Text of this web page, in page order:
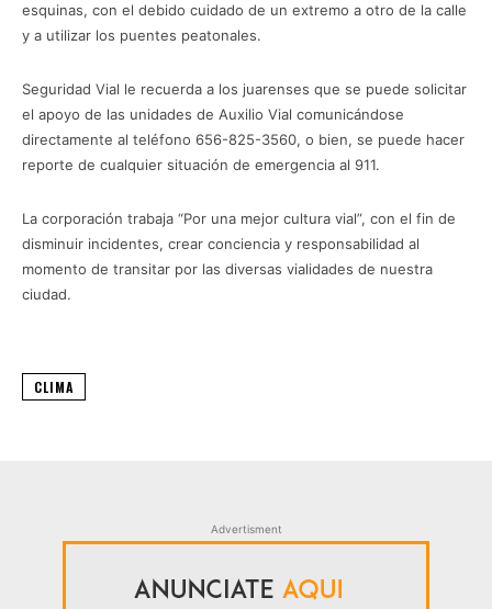
esquinas, con el debido cuidado de un extremo a otro de la calle
y a utilizar los puentes peatonales.
Seguridad Vial le recuerda a los juarenses que se puede solicitar
el apoyo de las unidades de Auxilio Vial comunicándose
directamente al teléfono 656-825-3560, o bien, se puede hacer
reporte de cualquier situación de emergencia al 911.
La corporación trabaja “Por una mejor cultura vial”, con el fin de
disminuir incidentes, crear conciencia y responsabilidad al
momento de transitar por las diversas vialidades de nuestra
ciudad.
CLIMA
Advertisment